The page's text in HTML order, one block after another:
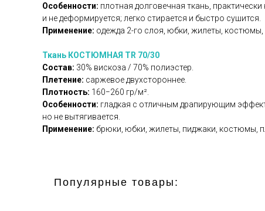
Особенности: плотная долговечная ткань,
и не деформируется; легко стирается и быстро сушится.
Применение: одежда 2-го слоя, юбки, жилеты, костюмы,
Ткань КОСТЮМНАЯ TR 70/30
Состав: 30% вискоза / 70% полиэстер.
Плетение: саржевое двухстороннее.
Плотность: 160−260 гр/м².
Особенности: гладкая с отличным драпирующим
но не вытягивается.
Применение: брюки, юбки, жилеты, пиджаки, костюмы,
Популярные товары: